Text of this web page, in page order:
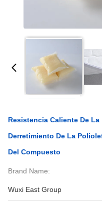
Resistencia Caliente De
Derretimiento De La
Del Compuesto
Brand Name:
Wuxi East Group